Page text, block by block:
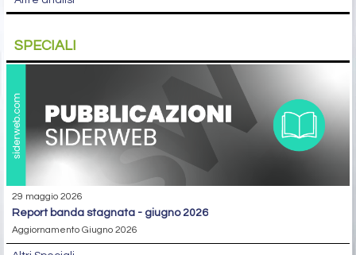
SPECIALI
29 maggio 2026
report banda stagnata - giugno 2026
Aggiornamento Giugno 2026